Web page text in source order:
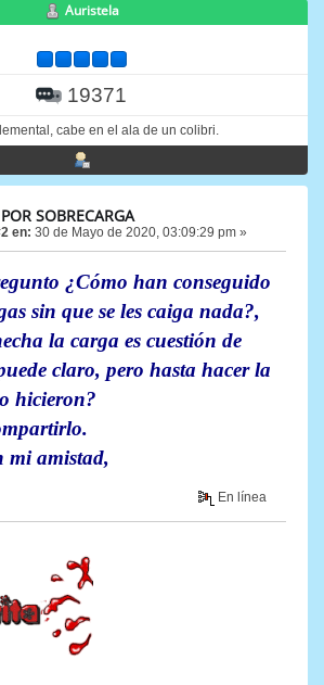
Auristela
19371
cabe en el ala de un colibri.
SOBRECARGA
en: 30 de Mayo de 2020, 03:09:29 pm »
¿Cómo han conseguido
sin que se les caiga nada?,
la carga es cuestión de
claro, pero hasta hacer la
hicieron?
mi amistad,
En línea